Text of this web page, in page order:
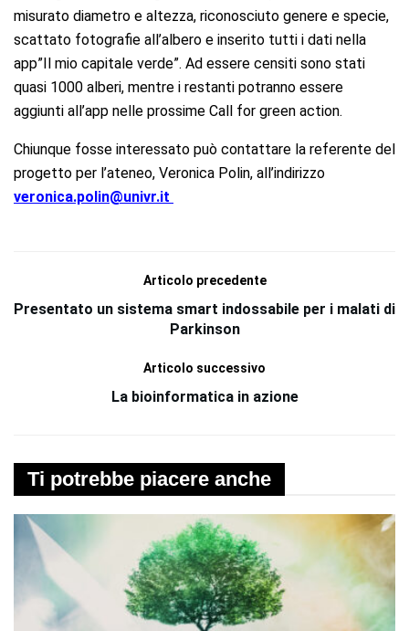
misurato diametro e altezza, riconosciuto genere e specie,
scattato fotografie all’albero e inserito tutti i dati nella
app”Il mio capitale verde”. Ad essere censiti sono stati
quasi 1000 alberi, mentre i restanti potranno essere
aggiunti all’app nelle prossime Call for green action.
Chiunque fosse interessato può contattare la referente del
progetto per l’ateneo, Veronica Polin, all’indirizzo
veronica.polin@univr.it
Articolo precedente
Presentato un sistema smart indossabile per i malati di
Parkinson
Articolo successivo
La bioinformatica in azione
Ti potrebbe piacere anche